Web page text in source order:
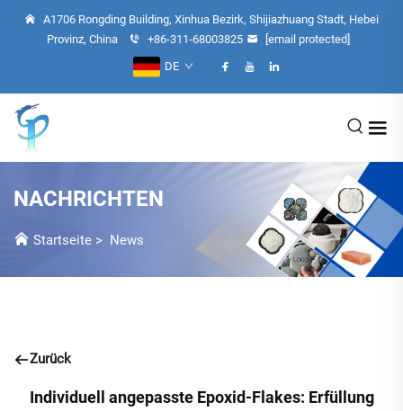
A1706 Rongding Building, Xinhua Bezirk, Shijiazhuang Stadt, Hebei
Provinz, China
+86-311-68003825
[email protected]
DE
NACHRICHTEN
Startseite > News
Zurück
Individuell angepasste Epoxid-Flakes: Erfüllung